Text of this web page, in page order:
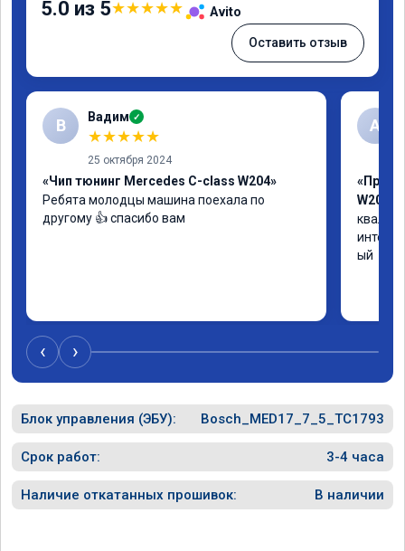
5.0 из 5★★★★★ Avito
Оставить отзыв
В Вадим ✓
★★★★★
25 октября 2024
«Чип тюнинг Mercedes C-class W204»
Ребята молодцы машина поехала по
другому 👍 спасибо вам
А
W205»
ый
‹ ›
Блок управления (ЭБУ): Bosch_MED17_7_5_TC1793
Срок работ: 3-4 часа
Наличие откатанных прошивок: В наличии